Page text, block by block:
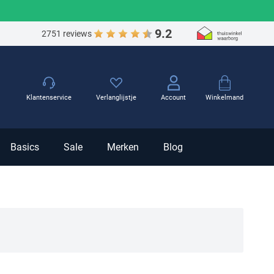
2751 reviews 9.2
Winkelmand
Basics Sale Merken Blog
Klantenservice Verlanglijstje Account